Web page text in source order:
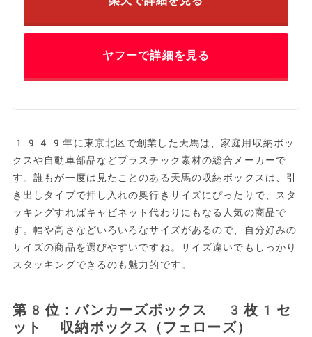
ヤフーで詳細を見る
1949年に東京北区で創業した天馬は、家庭用収納ボッ
クスや自動車部品などプラスチック素材の総合メーカーで
す。誰もが一度は見たことのある天馬の収納ボックスは、引
き出しタイプで押し入れの奥行きサイズにぴったりで、スタ
ッキングすればキャビネット代わりにもなる人気の商品で
す。幅や高さなどいろいろなサイズがあるので、自分好みの
サイズの商品を選びやすいですね。サイズ違いでもしっかり
スタッキングできるのも魅力的です。
第8位：バンカーズボックス 3枚1セ
ット 収納ボックス（フェローズ）